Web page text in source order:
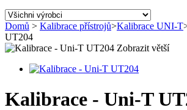
Domů > Kalibrace přístrojů>Kalibrace UNI-T
UT204
Zobrazit větší
Kalibrace - Uni-T